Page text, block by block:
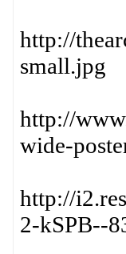
http://
small.jpg
http://
wide-
http://
2-kSPB--